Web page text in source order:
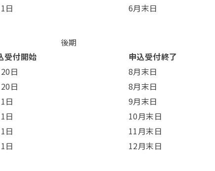
日 6月末日
後期
受付開始
申込受付終了
日
8月末日
日
8月末日
日
9月末日
日
10月末日
日
11月末日
日 12月末日